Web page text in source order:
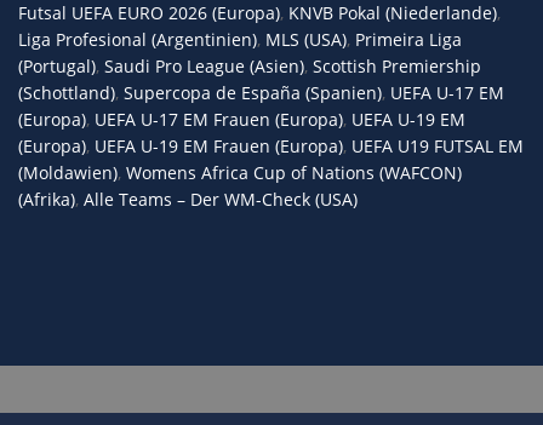
Futsal UEFA EURO 2026 (Europa), KNVB Pokal (Niederlande),
Liga Profesional (Argentinien), MLS (USA), Primeira Liga
(Portugal), Saudi Pro League (Asien), Scottish Premiership
(Schottland), Supercopa de España (Spanien), UEFA U-17 EM
(Europa), UEFA U-17 EM Frauen (Europa), UEFA U-19 EM
(Europa), UEFA U-19 EM Frauen (Europa), UEFA U19 FUTSAL EM
(Moldawien), Womens Africa Cup of Nations (WAFCON)
(Afrika), Alle Teams – Der WM-Check (USA)